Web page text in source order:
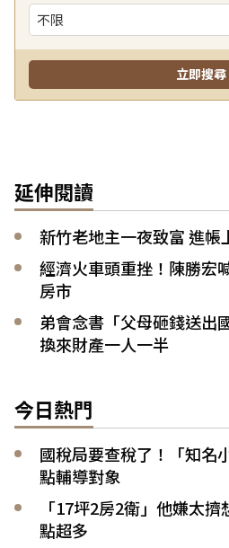
延伸閱讀
新竹老地主一夜致富 進帳
經濟火車頭重挫！陳勝宏
房市
弟會念書「父母砸錢送出
換來財產一人一半
今日熱門
國稅局要查稅了！「知名
點輔導對象
「17坪2房2衛」他嫌太
點超多